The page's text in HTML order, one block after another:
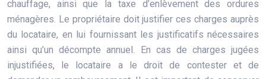
chauffage, ainsi que la taxe d’enlèvement des ordures
ménagères. Le propriétaire doit justifier ces charges auprès
du locataire, en lui fournissant les justificatifs nécessaires
ainsi qu’un décompte annuel. En cas de charges jugées
injustifiées, le locataire a le droit de contester et de